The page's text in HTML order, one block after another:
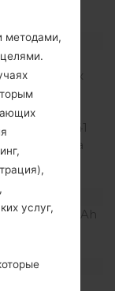
1xEv-DO
экрана к
(~141
пикселей на
Ion 1200 mAh
методами,
услуг,